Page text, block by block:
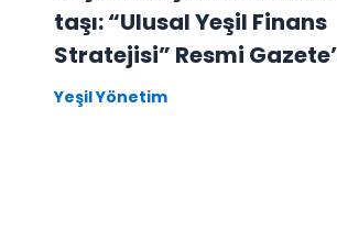
taşı: “Ulusal Yeşil Finans
Stratejisi” Resmi
Yeşil Yönetim